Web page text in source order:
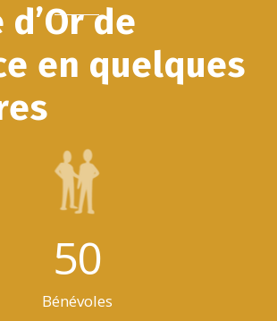
d’Or de
en quelques
50
Bénévoles